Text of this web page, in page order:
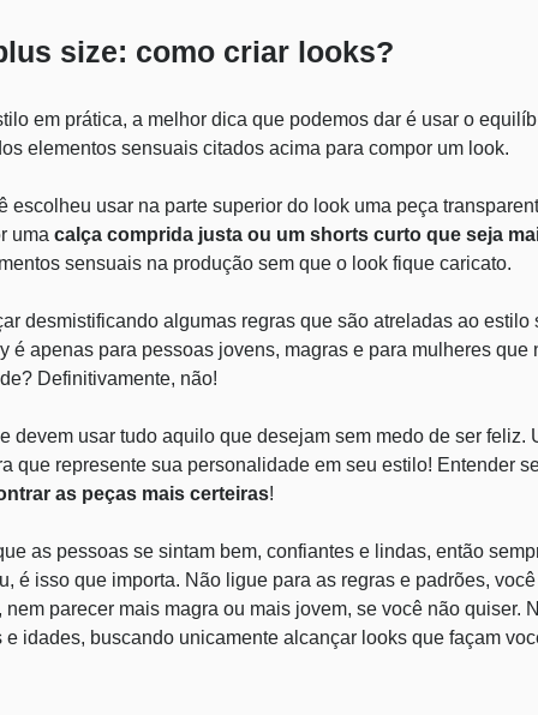
size: como criar looks?
em prática, a melhor dica que podemos dar é usar o
elementos sensuais citados acima para compor um look.
escolheu usar na parte superior do look uma peça
uma calça comprida justa ou um shorts curto que seja
sensuais na produção sem que o look fique caricato.
desmistificando algumas regras que são atreladas ao estilo
é apenas para pessoas jovens, magras e para mulheres que
Definitivamente, não!
devem usar tudo aquilo que desejam sem medo de ser feliz.
que represente sua personalidade em seu estilo! Entender
as peças mais certeiras!
as pessoas se sintam bem, confiantes e lindas, então
é isso que importa. Não ligue para as regras e padrões,
parecer mais magra ou mais jovem, se você não quiser.
e idades, buscando unicamente alcançar looks que façam